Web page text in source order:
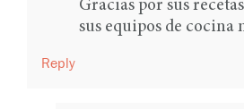
Gracias por sus
sus equipos de cocina
Reply